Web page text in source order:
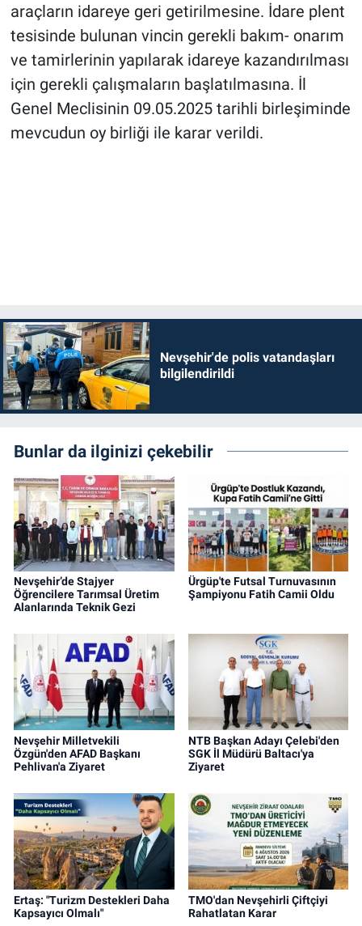
araçların idareye geri getirilmesine. İdare plent
tesisinde bulunan vincin gerekli bakım- onarım
ve tamirlerinin yapılarak idareye kazandırılması
için gerekli çalışmaların başlatılmasına. İl
Genel Meclisinin 09.05.2025 tarihli birleşiminde
mevcudun oy birliği ile karar verildi.
Nevşehir'de polis vatandaşları
bilgilendirildi
Bunlar da ilginizi çekebilir
Nevşehir’de Stajyer
Öğrencilere Tarımsal Üretim
Alanlarında Teknik Gezi
Ürgüp'te Futsal Turnuvasının
Şampiyonu Fatih Camii Oldu
Nevşehir Milletvekili
Özgün'den AFAD Başkanı
Pehlivan'a Ziyaret
NTB Başkan Adayı Çelebi'den
SGK İl Müdürü Baltacı'ya
Ziyaret
Ertaş: "Turizm Destekleri Daha
Kapsayıcı Olmalı"
TMO'dan Nevşehirli Çiftçiyi
Rahatlatan Karar